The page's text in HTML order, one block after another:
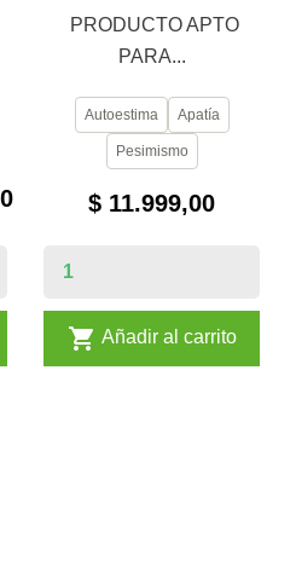
PRODUCTO APTO
PARA...
Autoestima Apatía
Pesimismo
$ 11.999,00
 Añadir al carrito